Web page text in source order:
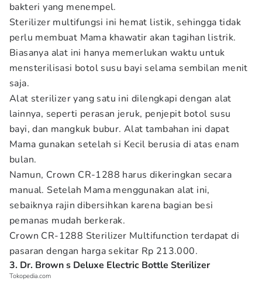
bakteri yang menempel.
Sterilizer multifungsi ini hemat listik, sehingga tidak
perlu membuat Mama khawatir akan tagihan listrik.
Biasanya alat ini hanya memerlukan waktu untuk
mensterilisasi botol susu bayi selama sembilan menit
saja.
Alat sterilizer yang satu ini dilengkapi dengan alat
lainnya, seperti perasan jeruk, penjepit botol susu
bayi, dan mangkuk bubur. Alat tambahan ini dapat
Mama gunakan setelah si Kecil berusia di atas enam
bulan.
Namun, Crown CR-1288 harus dikeringkan secara
manual. Setelah Mama menggunakan alat ini,
sebaiknya rajin dibersihkan karena bagian besi
pemanas mudah berkerak.
Crown CR-1288 Sterilizer Multifunction terdapat di
pasaran dengan harga sekitar Rp 213.000.
3. Dr. Brown s Deluxe Electric Bottle Sterilizer
Tokopedia.com